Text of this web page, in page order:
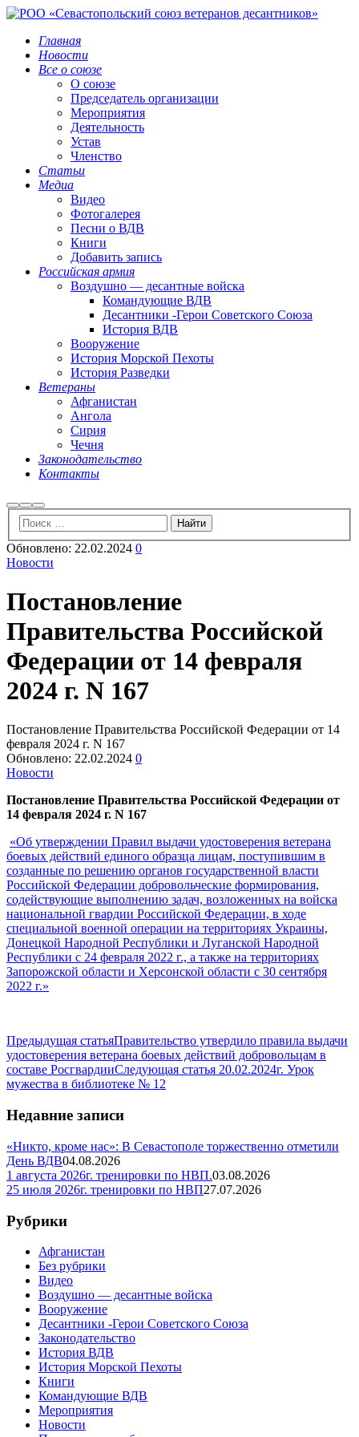
Главная
Новости
Все о союзе
О союзе
Председатель организации
Мероприятия
Деятельность
Устав
Членство
Статьи
Медиа
Видео
Фотогалерея
Песни о ВДВ
Книги
Добавить запись
Российская армия
Воздушно — десантные войска
Командующие ВДВ
Десантники -Герои Советского Союза
История ВДВ
Вооружение
История Морской Пехоты
История Разведки
Ветераны
Афганистан
Ангола
Сирия
Чечня
Законодательство
Контакты
НайтиБольше
информации
Главное
меню
Обновлено: 22.02.2024 0
Новости
Постановление
Правительства Российской
Федерации от 14 февраля
2024 г. N 167
Постановление Правительства Российской Федерации от 14
февраля 2024 г. N 167
Обновлено: 22.02.2024 0
Новости
Постановление Правительства Российской Федерации от
14 февраля 2024 г. N 167
«Об утверждении Правил выдачи удостоверения ветерана
боевых действий единого образца лицам, поступившим в
созданные по решению органов государственной власти
Российской Федерации добровольческие формирования,
содействующие выполнению задач, возложенных на войска
национальной гвардии Российской Федерации, в ходе
специальной военной операции на территориях Украины,
Донецкой Народной Республики и Луганской Народной
Республики с 24 февраля 2022 г., а также на территориях
Запорожской области и Херсонской области с 30 сентября
2022 г.»
Предыдущая статьяПравительство утвердило правила выдачи
удостоверения ветерана боевых действий добровольцам в
составе РосгвардииСледующая статья 20.02.2024г. Урок
мужества в библиотеке № 12
Недавние записи
«Никто, кроме нас»: В Севастополе торжественно отметили
День ВДВ04.08.2026
1 августа 2026г. тренировки по НВП.03.08.2026
25 июля 2026г. тренировки по НВП27.07.2026
Рубрики
Афганистан
Без рубрики
Видео
Воздушно — десантные войска
Вооружение
Десантники -Герои Советского Союза
Законодательство
История ВДВ
История Морской Пехоты
Книги
Командующие ВДВ
Мероприятия
Новости